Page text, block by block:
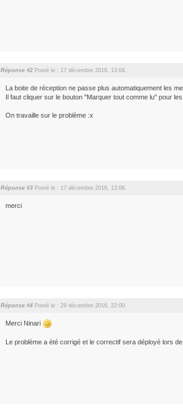
Réponse #2 Posté le : 17 décembre 2016, 13:04.
La boite de réception ne passe plus automatiquement les
Il faut cliquer sur le bouton "Marquer tout comme lu" pour
On travaille sur le problème :x
Réponse #3 Posté le : 17 décembre 2016, 13:08.
merci
Réponse #4 Posté le : 29 décembre 2016, 22:00.
Merci Ninari
Le problème a été corrigé et le correctif sera déployé lors